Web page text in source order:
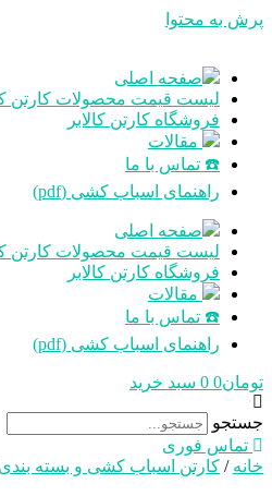
پرش به محتوا
صفحه اصلی
لیست قیمت محصولات کارتن
فروشگاه کارتن کالابر
مقالات
☎️ تماس با ما
راهنمای اسباب کشی (pdf)
صفحه اصلی
لیست قیمت محصولات کارتن
فروشگاه کارتن کالابر
مقالات
☎️ تماس با ما
راهنمای اسباب کشی (pdf)
تومان0
0 سبد خرید
جستجو
تماس فوری
خانه / کارتن اسباب کشی و بسته بندی